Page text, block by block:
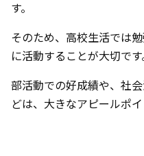
す。
そのため、高校生活では
に活動することが大切です
部活動での好成績や、社
どは、大きなアピールポ